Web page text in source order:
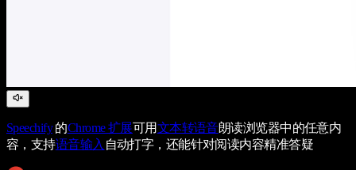
Speechify的Chrome 扩展可用文本转语音朗读浏览器中的任意内
容，支持语音输入 自动打字，还能针对阅读内容精准答疑